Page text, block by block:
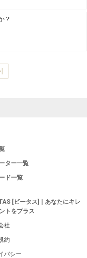
？
ター一覧
ド一覧
[ビータス]｜あなたにキレ
トをプラス
社
約
バシー